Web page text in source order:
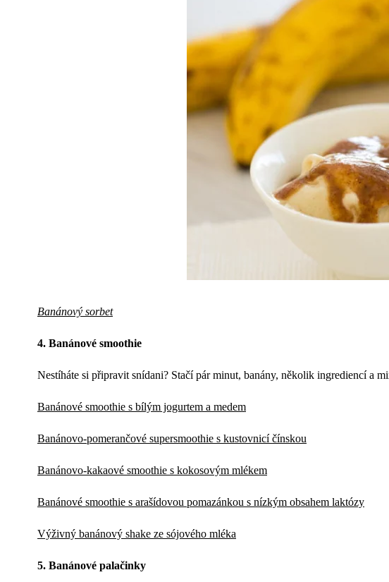
Banánový sorbet
4. Banánové smoothie
Nestíháte si připravit snídani? Stačí pár minut, banány, několik ingrediencí a
Banánové smoothie s bílým jogurtem a medem
Banánovo-pomerančové supersmoothie s kustovnicí čínskou
Banánovo-kakaové smoothie s kokosovým mlékem
Banánové smoothie s arašídovou pomazánkou s nízkým obsahem laktózy
Výživný banánový shake ze sójového mléka
5. Banánové palačinky